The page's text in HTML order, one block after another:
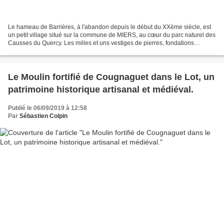
Le hameau de Barrières, à l'abandon depuis le début du XXème siècle, est
un petit village situé sur la commune de MIERS, au cœur du parc naturel des
Causses du Quercy. Les milles et uns vestiges de pierres, fondations
Le Moulin fortifié de Cougnaguet dans le Lot, un
patrimoine historique artisanal et médiéval.
Publié le 06/09/2019 à 12:58
Par Sébastien Colpin